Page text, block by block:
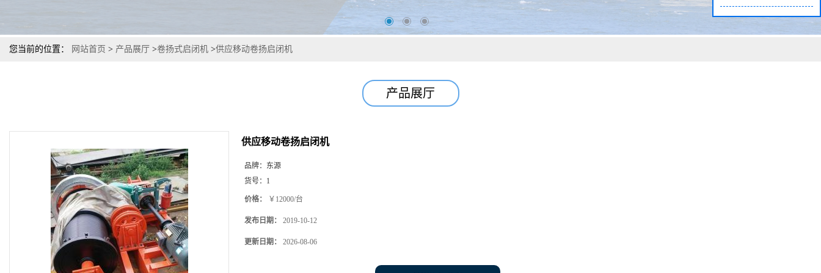
您当前的位置： 网站首页 > 产品展厅 >卷扬式启闭机 >供应移动卷扬启闭机
产品展厅
供应移动卷扬启闭机
品牌： 东源
货号： 1
价格： ￥12000/台
发布日期： 2019-10-12
更新日期： 2026-08-06